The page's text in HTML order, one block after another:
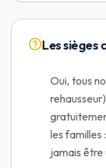
Les sièges
Oui, tous
les familles
jamais être